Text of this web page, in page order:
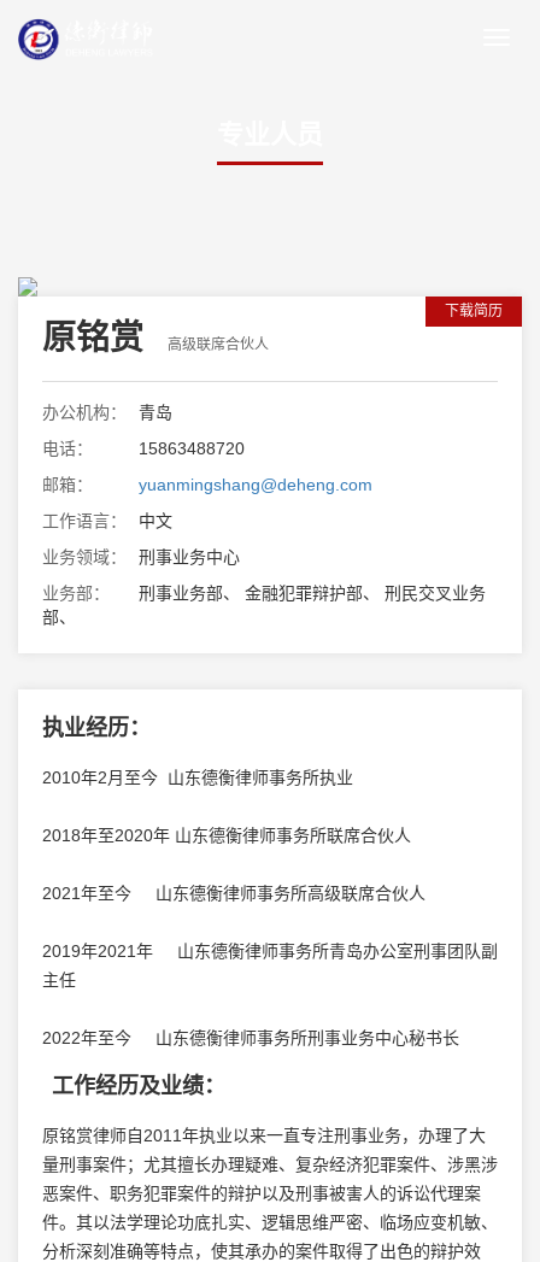
下载简历
原铭赏 高级联席合伙人
办公机构：
青岛
电话：
15863488720
邮箱：
yuanmingshang@deheng.com
工作语言：
中文
业务领域：
刑事业务中心
业务部：
刑事业务部、 金融犯罪辩护部、 刑民交叉业务
部、
执业经历：
2010年2月至今 山东德衡律师事务所执业
2018年至2020年 山东德衡律师事务所联席合伙人
2021年至今 山东德衡律师事务所高级联席合伙人
2019年2021年 山东德衡律师事务所青岛办公室刑事团队副
主任
2022年至今 山东德衡律师事务所刑事业务中心秘书长
工作经历及业绩：
原铭赏律师自2011年执业以来一直专注刑事业务，办理了大
量刑事案件；尤其擅长办理疑难、复杂经济犯罪案件、涉黑涉
恶案件、职务犯罪案件的辩护以及刑事被害人的诉讼代理案
件。其以法学理论功底扎实、逻辑思维严密、临场应变机敏、
分析深刻准确等特点，使其承办的案件取得了出色的辩护效